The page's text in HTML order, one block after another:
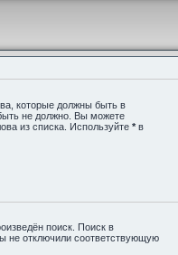
которые должны быть в
не должно. Вы можете
из списка. Используйте * в
поиск. Поиск в
не отключили соответствующую